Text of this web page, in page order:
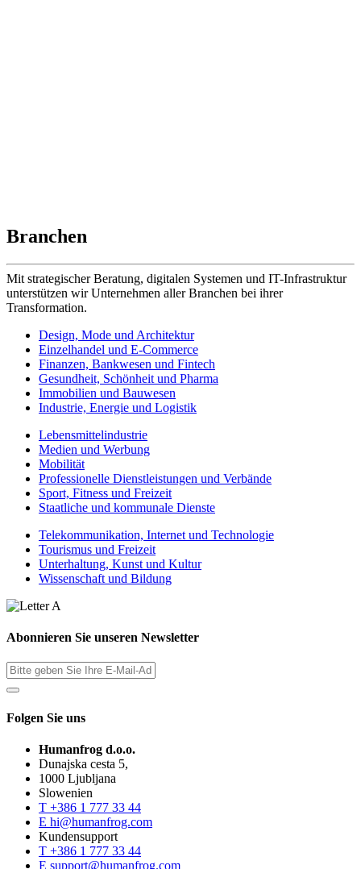
Branchen
Mit strategischer Beratung, digitalen Systemen und IT-Infrastruktur
unterstützen wir Unternehmen aller Branchen bei ihrer
Transformation.
Design, Mode und Architektur
Einzelhandel und E-Commerce
Finanzen, Bankwesen und Fintech
Gesundheit, Schönheit und Pharma
Immobilien und Bauwesen
Industrie, Energie und Logistik
Lebensmittelindustrie
Medien und Werbung
Mobilität
Professionelle Dienstleistungen und Verbände
Sport, Fitness und Freizeit
Staatliche und kommunale Dienste
Telekommunikation, Internet und Technologie
Tourismus und Freizeit
Unterhaltung, Kunst und Kultur
Wissenschaft und Bildung
Abonnieren Sie unseren Newsletter
Folgen Sie uns
Humanfrog d.o.o.
Dunajska cesta 5,
1000 Ljubljana
Slowenien
T +386 1 777 33 44
E hi@humanfrog.com
Kundensupport
T +386 1 777 33 44
E support@humanfrog.com